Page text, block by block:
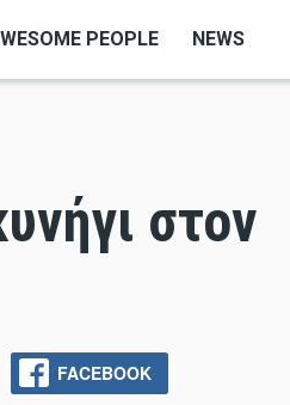
PEOPLE NEWS
στον
FACEBOOK